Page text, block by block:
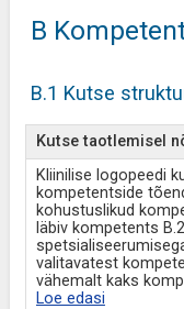
B
B.1 Kutse
Kutse taotlemisel
Kliinilise logopeedi
kompetentside
kohustuslikud
läbiv kompetents
valitavatest
vähemalt kaks
Loe edasi